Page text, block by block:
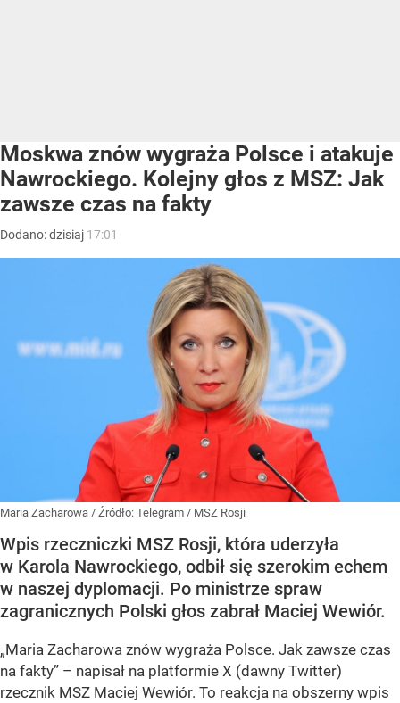
Moskwa znów wygraża Polsce i atakuje
Nawrockiego. Kolejny głos z MSZ: Jak
zawsze czas na fakty
Dodano:dzisiaj 17:01
Maria Zacharowa / Źródło: Telegram / MSZ Rosji
Wpis rzeczniczki MSZ Rosji, która uderzyła
w Karola Nawrockiego, odbił się szerokim echem
w naszej dyplomacji. Po ministrze spraw
zagranicznych Polski głos zabrał Maciej Wewiór.
„Maria Zacharowa znów wygraża Polsce. Jak zawsze czas
na fakty” – napisał na platformie X (dawny Twitter)
rzecznik MSZ Maciej Wewiór. To reakcja na obszerny wpis